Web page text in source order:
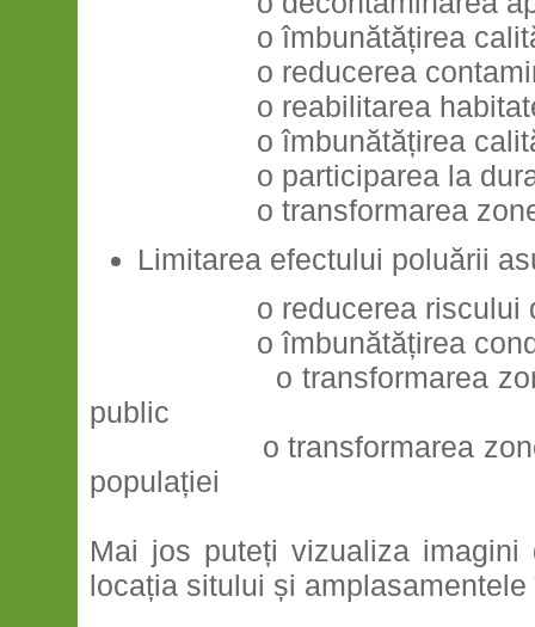
o îmbunătățirea
o reducerea
o reabilitarea
o îmbunătățirea
o participarea la
o transformarea
Limitarea efectului poluării
o reducerea riscului
o îmbunătățirea
o transformarea
public
o transformarea
populației
Mai jos puteți vizualiza
locația sitului și